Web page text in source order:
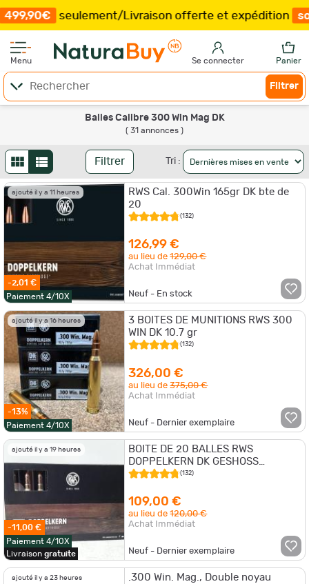
/ Livraison offerte et expédition sous 15 jours
Menu Se connecter Panier
Filtrer
Balles Calibre 300 Win Mag DK
( 31 annonces )
Filtrer Tri :
ajouté il y a 11 heures
-2,01 €
Paiement 4/10X
RWS Cal. 300Win 165gr DK bte de
20
(132)
126,99 €
au lieu de129,00 €
Achat Immédiat
Neuf - En stock
ajouté il y a 16 heures
-13%
Paiement 4/10X
3 BOITES DE MUNITIONS RWS 300
WIN DK 10.7 gr
(132)
326,00 €
au lieu de375,00 €
Achat Immédiat
Neuf - Dernier exemplaire
ajouté il y a 19 heures
-11,00 €
Paiement 4/10X
Livraison gratuite
BOITE DE 20 BALLES RWS
DOPPELKERN DK GESHOSS
(132)
109,00 €
au lieu de120,00 €
Achat Immédiat
Neuf - Dernier exemplaire
ajouté il y a 23 heures
.300 Win. Mag., Double noyau